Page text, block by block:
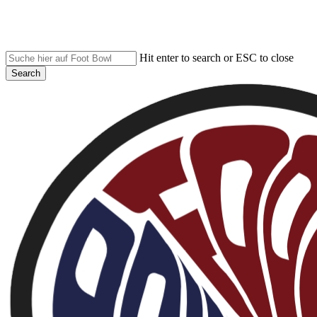
content
Hit enter to search or ESC to close
Search